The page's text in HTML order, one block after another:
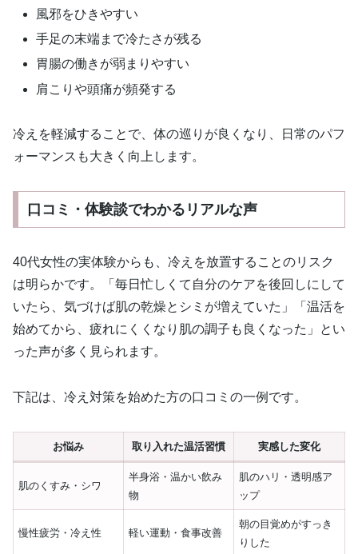
風邪をひきやすい
手足の末端まで冷たさが残る
胃腸の働きが弱まりやすい
肩こりや頭痛が頻発する
冷えを軽減することで、体の巡りが良くなり、日常のパフ
ォーマンスも大きく向上します。
口コミ・体験談でわかるリアルな声
40代女性の実体験からも、冷えを放置することのリスク
は明らかです。「毎日忙しくて自分のケアを後回しにして
いたら、気づけば肌の乾燥とシミが増えていた」「温活を
始めてから、疲れにくくなり肌の調子も良くなった」とい
った声が多く見られます。
下記は、冷え対策を始めた方の口コミの一例です。
お悩み 取り入れた温活習慣 実感した変化
肌のくすみ・シワ
半身浴・温かい飲み
物
肌のハリ・透明感ア
ップ
慢性疲労・冷え性 軽い運動・食事改善
朝の目覚めがすっき
りした